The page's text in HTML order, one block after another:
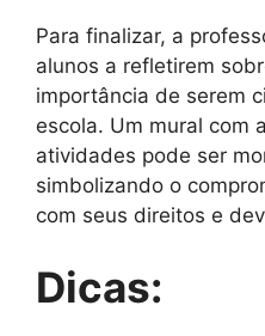
Para finalizar, a
alunos a refletirem
importância de serem
escola. Um mural com
atividades pode ser
simbolizando o
com seus direitos e
Dicas: